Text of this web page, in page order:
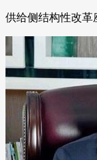
供给侧结构性改革